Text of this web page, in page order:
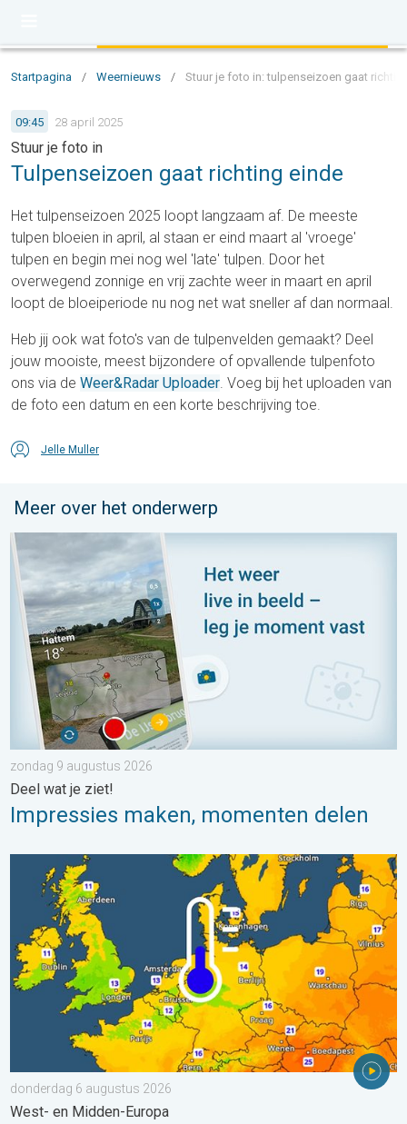
Startpagina / Weernieuws / Stuur je foto in: tulpenseizoen gaat
09:45 28 april 2025
Stuur je foto in
Tulpenseizoen gaat richting einde
Het tulpenseizoen 2025 loopt langzaam af. De meeste
tulpen bloeien in april, al staan er eind maart al 'vroege'
tulpen en begin mei nog wel 'late' tulpen. Door het
overwegend zonnige en vrij zachte weer in maart en april
loopt de bloeiperiode nu nog net wat sneller af dan normaal.
Heb jij ook wat foto's van de tulpenvelden gemaakt? Deel
jouw mooiste, meest bijzondere of opvallende tulpenfoto
ons via de Weer&Radar Uploader. Voeg bij het uploaden van
de foto een datum en een korte beschrijving toe.
Jelle Muller
Meer over het onderwerp
Impressies maken, momenten delen. Deel wat je ziet!. . .
zondag 9 augustus 2026
Deel wat je ziet!
Impressies maken, momenten delen
Er komen koelere nachten aan. West- en Midden-Europa. . .
donderdag 6 augustus 2026
West- en Midden-Europa